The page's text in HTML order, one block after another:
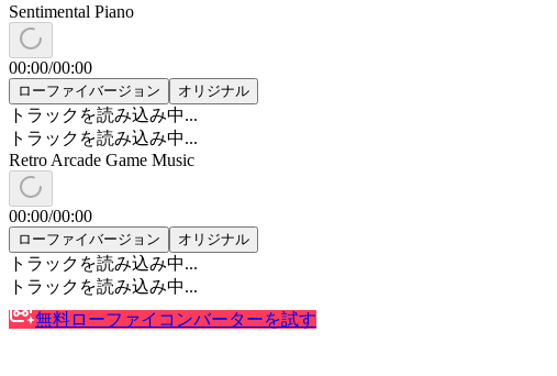
Sentimental Piano
00:00/00:00
ローファイバージョン オリジナル
トラックを読み込み中...
トラックを読み込み中...
Retro Arcade Game Music
00:00/00:00
ローファイバージョン オリジナル
トラックを読み込み中...
トラックを読み込み中...
無料ローファイコンバーターを試す